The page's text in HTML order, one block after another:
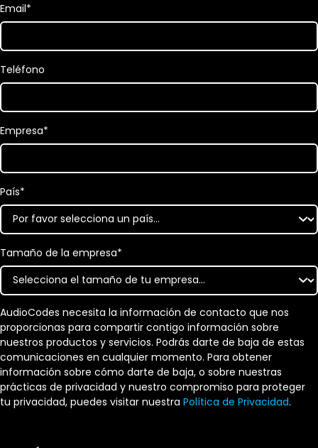
Email*
Teléfono
Empresa*
País*
Tamaño de la empresa*
AudioCodes necesita la información de contacto que nos
proporcionas para compartir contigo información sobre
nuestros productos y servicios. Podrás darte de baja de estas
comunicaciones en cualquier momento. Para obtener
información sobre cómo darte de baja, o sobre nuestras
prácticas de privacidad y nuestro compromiso para proteger
tu privacidad, puedes visitar nuestra Política de Privacidad.